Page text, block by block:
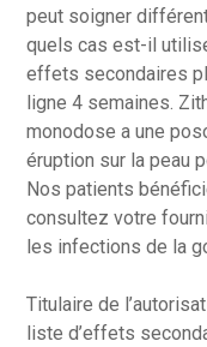
peut soigner
quels cas est-il
effets secondaires
ligne 4 semaines.
monodose a une
éruption sur la peau
Nos patients
consultez votre
les infections de la
Titulaire de
liste d’effets